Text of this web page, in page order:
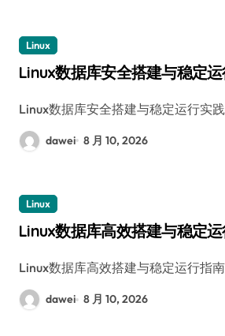
Linux
Linux数据库安全搭建与稳定
Linux数据库安全搭建与稳定运行实践
dawei 8 月 10, 2026
Linux
Linux数据库高效搭建与稳定
Linux数据库高效搭建与稳定运行指南
dawei 8 月 10, 2026